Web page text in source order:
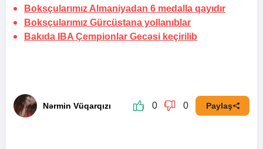
Boksçularımız Almaniyadan 6 medalla qayıdır
Boksçularımız Gürcüstana yollanıblar
Bakıda IBA Çempionlar Gecəsi keçirilib
Nərmin Vüqarqızı 0 0 Paylaş